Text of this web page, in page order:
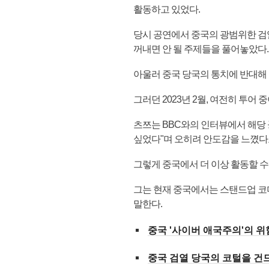
활동하고 있었다.
당시 공연에서 중국의 광범위한
꺼내면 안 될 주제들을 풀어놓았다.
아울러 중국 당국의 통치에 반대
그러던 2023년 2월, 여전히 투어
츠쯔는 BBC와의 인터뷰에서 해당
싶었다"며 오히려 안도감을 느꼈
그렇게 중국에서 더 이상 활동할
그는 현재 중국에서는 스탠드업
말한다.
중국 '사이버 애국주의'의 위
중국 검열 당국의 코털을 건